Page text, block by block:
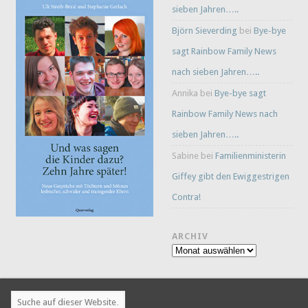
sieben Jahren…..
Björn Sieverding bei Bye-bye
sagt Rainbow Family News
nach sieben Jahren…..
Annika bei Bye-bye sagt
Rainbow Family News nach
sieben Jahren…..
Sabine bei Familienministerin
Giffey gibt den Ewiggestrigen
Contra!
ARCHIV
Archiv